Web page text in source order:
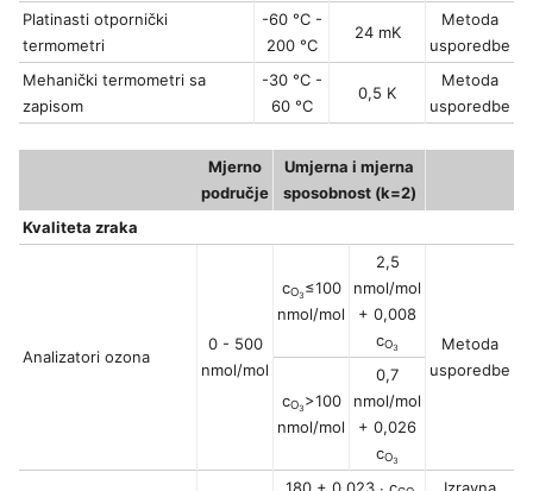
Platinasti otpornički
termometri
-60 °C -
200 °C
24 mK
Metoda
usporedbe
Mehanički termometri sa
zapisom
-30 °C -
60 °C
0,5 K
Metoda
usporedbe
Mjerno
područje
Umjerna i mjerna
sposobnost (k=2)
Kvaliteta zraka
Analizatori ozona
0 - 500
nmol/mol
cO3 ≤100
nmol/mol
2,5
nmol/mol
+ 0,008
cO3
Metoda
usporedbe
cO3 >100
nmol/mol
0,7
nmol/mol
+ 0,026
cO3
180 + 0,023 ∙ c
Izravna